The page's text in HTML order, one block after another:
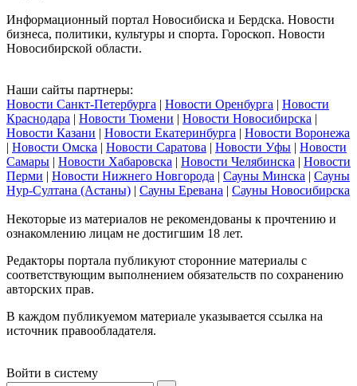
Информационный портал Новосибиска и Бердска. Новости
бизнеса, политики, культуры и спорта. Гороскоп. Новости
Новосибирской области.
Наши сайты партнеры:
Новости Санкт-Петербурга | Новости Оренбурга | Новости
Краснодара | Новости Тюмени | Новости Новосибирска |
Новости Казани | Новости Екатеринбурга | Новости Воронежа
| Новости Омска | Новости Саратова | Новости Уфы | Новости
Самары | Новости Хабаровска | Новости Челябинска | Новости
Перми | Новости Нижнего Новгорода | Сауны Минска | Сауны
Нур-Султана (Астаны) | Сауны Еревана | Сауны Новосибирска
Некоторые из материалов не рекомендованы к прочтению и
ознакомлению лицам не достигшим 18 лет.
Редакторы портала публикуют сторонние материалы с
соответствующим выполнением обязательств по сохранению
авторских прав.
В каждом публикуемом материале указывается ссылка на
источник правообладателя.
Войти в систему